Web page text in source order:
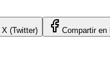
X (Twitter) Compartir en